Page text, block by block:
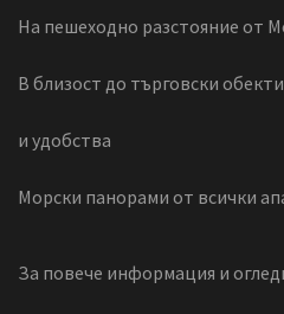
На пешеходно разстояние от
В близост до търговски
и удобства
Морски панорами от всички
За повече информация и